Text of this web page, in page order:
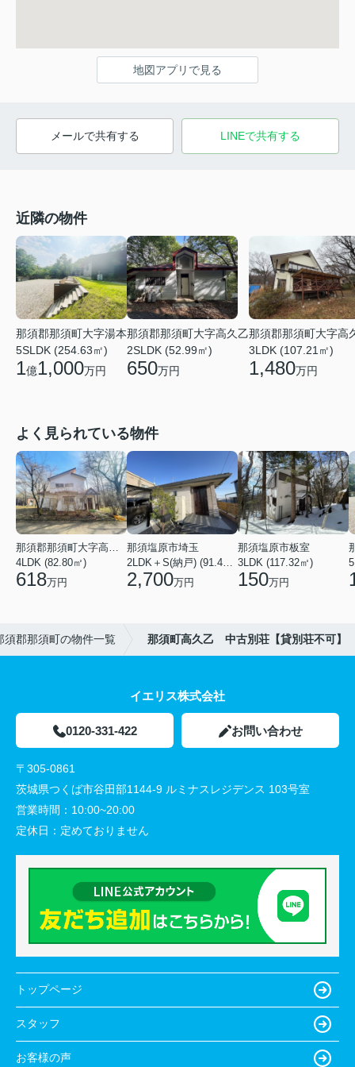
地図アプリで見る
メールで共有する LINEで共有する
近隣の物件
那須郡那須町大字湯本
5SLDK (254.63㎡)
1億1,000万円
那須郡那須町大字高久乙
2SLDK (52.99㎡)
650万円
那須郡那須町大字高
3LDK (107.21㎡)
1,480万円
よく見られている物件
那須郡那須町大字高久乙
4LDK (82.80㎡)
618万円
那須塩原市埼玉
2LDK＋S(納戸) (91.44㎡)
2,700万円
那須塩原市板室
3LDK (117.32㎡)
150万円
須郡那須町の物件一覧 那須町高久乙 中古別荘【貸別荘不可】
イエリス株式会社
0120-331-422 お問い合わせ
〒305-0861
茨城県つくば市谷田部1144-9 ルミナスレジデンス 103号室
営業時間： 10:00~20:00
定休日： 定めておりません
トップページ
スタッフ
お客様の声